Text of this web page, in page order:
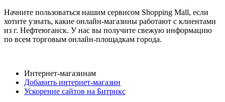
Начните пользоваться нашим сервисом Shopping Mall, если
хотите узнать, какие онлайн-магазины работают с клиентами
из г. Нефтеюганск. У нас вы получите свежую информацию
по всем торговым онлайн-площадкам города.
Интернет-магазинам
Добавить интернет-магазин
Ускорение сайтов на Битрикс